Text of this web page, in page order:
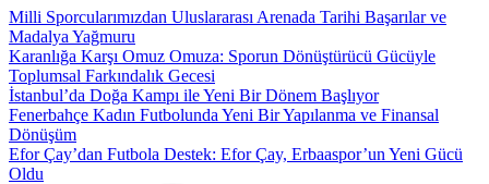
Milli Sporcularımızdan Uluslararası Arenada Tarihi Başarılar ve
Madalya Yağmuru
Karanlığa Karşı Omuz Omuza: Sporun Dönüştürücü Gücüyle
Toplumsal Farkındalık Gecesi
İstanbul’da Doğa Kampı ile Yeni Bir Dönem Başlıyor
Fenerbahçe Kadın Futbolunda Yeni Bir Yapılanma ve Finansal
Dönüşüm
Efor Çay’dan Futbola Destek: Efor Çay, Erbaaspor’un Yeni Gücü
Oldu